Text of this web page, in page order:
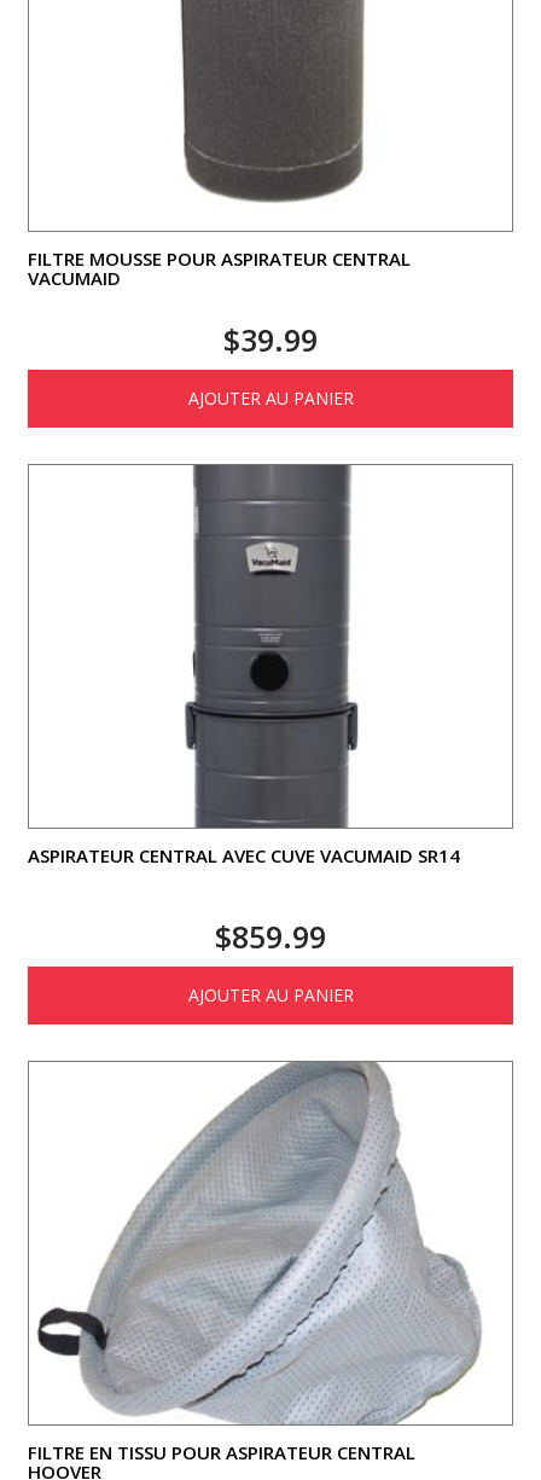
FILTRE MOUSSE POUR ASPIRATEUR CENTRAL
VACUMAID
$39.99
AJOUTER AU PANIER
ASPIRATEUR CENTRAL AVEC CUVE VACUMAID SR14
$859.99
AJOUTER AU PANIER
FILTRE EN TISSU POUR ASPIRATEUR CENTRAL
HOOVER